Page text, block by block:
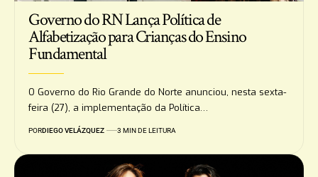
Governo do RN Lança Política de
Alfabetização para Crianças do Ensino
Fundamental
O Governo do Rio Grande do Norte anunciou, nesta sexta-
feira (27), a implementação da Política…
PORDIEGO VELÁZQUEZ 3 MIN DE LEITURA